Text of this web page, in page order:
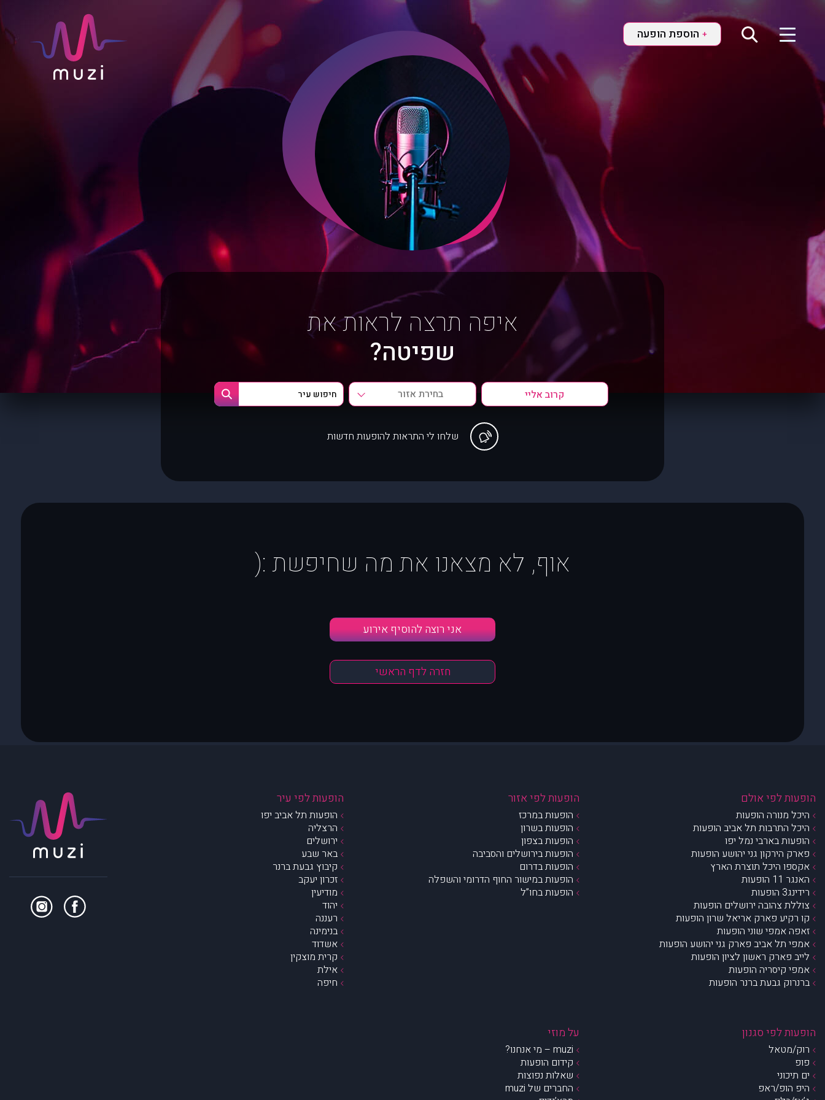
+ הוספת הופעה
איפה תרצה לראות את
שפיטה?
בחירת אזור
שלחו לי התראות להופעות חדשות
אוף, לא מצאנו את מה שחיפשת :(
אני רוצה להוסיף אירוע
חזרה לדף הראשי
הופעות לפי אולם
היכל מנורה הופעות
היכל התרבות תל אביב הופעות
הופעות בארבי נמל יפו
פארק הירקון גני יהושע הופעות
אקספו היכל תוצרת הארץ
האנגר 11 הופעות
רידינג3 הופעות
צוללת צהובה ירושלים הופעות
קו רקיע פארק אריאל שרון הופעות
זאפה אמפי שוני הופעות
אמפי תל אביב פארק גני יהושע הופעות
לייב פארק ראשון לציון הופעות
אמפי קיסריה הופעות
ברנרוק גבעת ברנר הופעות
הופעות לפי אזור
הופעות במרכז
הופעות בשרון
הופעות בצפון
הופעות בירושלים והסביבה
הופעות בדרום
הופעות במישור החוף הדרומי והשפלה
הופעות בחו”ל
הופעות לפי עיר
הופעות תל אביב יפו
הרצליה
ירושלים
באר שבע
קיבוץ גבעת ברנר
זכרון יעקב
מודיעין
יהוד
רעננה
בנימינה
אשדוד
קרית מוצקין
אילת
חיפה
הופעות לפי סגנון
רוק/מטאל
פופ
ים תיכוני
היפ הופ/ראפ
על מוזי
muzi – מי אנחנו?
קידום הופעות
שאלות נפוצות
החברים של muzi